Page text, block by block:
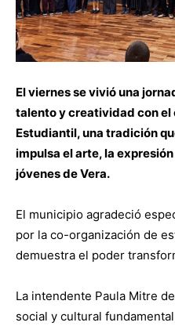
El viernes se vivió una
talento y creatividad con el
Estudiantil, una tradición
impulsa el arte, la
jóvenes de Vera.
El municipio agradeció
por la co-organización de
demuestra el poder
La intendente Paula Mitre
social y cultural